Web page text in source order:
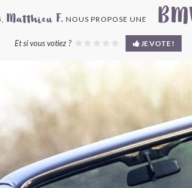
Matthieu F. NOUS PROPOSE UNE
Et si vous votiez ? JE VOTE !